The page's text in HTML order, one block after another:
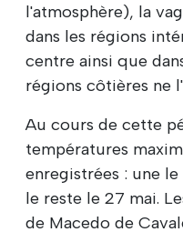
l'atmosphère), la
dans les régions
centre ainsi que
régions côtières ne
Au cours de cette
températures
enregistrées : une
le reste le 27 mai.
de Macedo de